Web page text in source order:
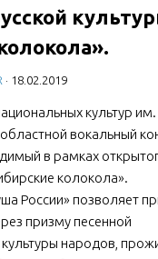
коррупции
«Молодость»
«Октябрь»
школа искусств»
· 18.02.2019
культур им.
вокальный
в рамках
колокола».
России» позволяет
призму песенной
народов,